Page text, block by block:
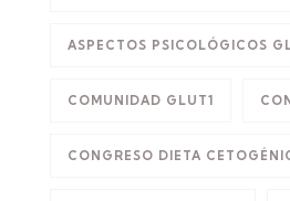
ASPECTOS PSICOLÓGICOS
COMUNIDAD GLUT1
CONGRESO DIETA